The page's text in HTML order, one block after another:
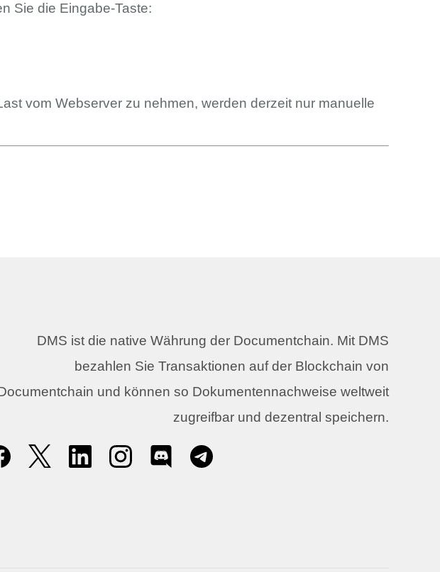
Sie die Eingabe-Taste:
vom Webserver zu nehmen, werden derzeit nur manuelle
DMS ist die native Währung der Documentchain. Mit DMS
bezahlen Sie Transaktionen auf der Blockchain von
und können so Dokumentennachweise weltweit
zugreifbar und dezentral speichern.